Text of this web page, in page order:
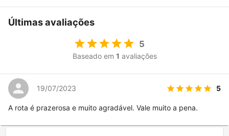
Últimas avaliações
5
Baseado em 1 avaliações
19/07/2023 5
A rota é prazerosa e muito agradável. Vale muito a pena.